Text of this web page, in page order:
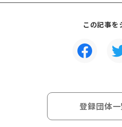
この記事を
登録団体